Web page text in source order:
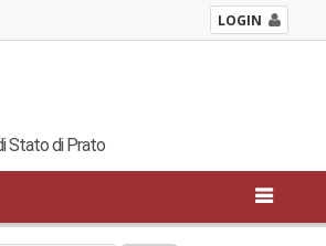
LOGIN
Stato di Prato